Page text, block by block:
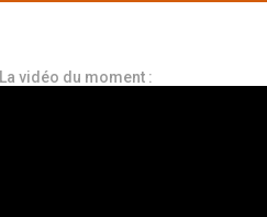
La vidéo du moment :